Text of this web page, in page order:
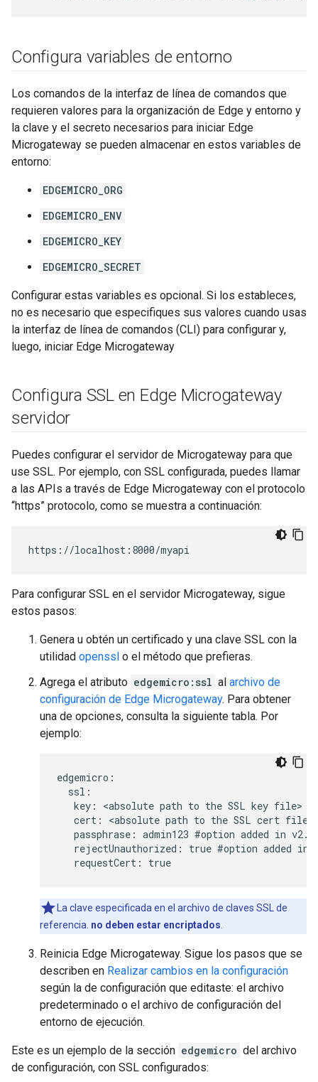
Configura variables de entorno
Los comandos de la interfaz de línea de comandos que
requieren valores para la organización de Edge y entorno y
la clave y el secreto necesarios para iniciar Edge
Microgateway se pueden almacenar en estos variables de
entorno:
EDGEMICRO_ORG
EDGEMICRO_ENV
EDGEMICRO_KEY
EDGEMICRO_SECRET
Configurar estas variables es opcional. Si los estableces,
no es necesario que especifiques sus valores cuando usas
la interfaz de línea de comandos (CLI) para configurar y,
luego, iniciar Edge Microgateway
Configura SSL en Edge Microgateway
servidor
Puedes configurar el servidor de Microgateway para que
use SSL. Por ejemplo, con SSL configurada, puedes llamar
a las APIs a través de Edge Microgateway con el protocolo
“https” protocolo, como se muestra a continuación:
https://localhost:8000/myapi
Para configurar SSL en el servidor Microgateway, sigue
estos pasos:
Genera u obtén un certificado y una clave SSL con la
utilidad openssl o el método que prefieras.
Agrega el atributo edgemicro:ssl al archivo de
configuración de Edge Microgateway. Para obtener
una de opciones, consulta la siguiente tabla. Por
ejemplo:
edgemicro:
  ssl:
   key: <absolute path to the SSL key file>
   cert: <absolute path to the SSL cert file>
passphrase: admin123 #option added in
rejectUnauthorized: true #option added in
   requestCert: true
La clave especificada en el archivo de claves SSL de
referencia. no deben estar encriptados
Reinicia Edge Microgateway. Sigue los pasos que se
describen en Realizar cambios en la configuración
según la de configuración que editaste: el archivo
predeterminado o el archivo de configuración del
entorno de ejecución.
Este es un ejemplo de la sección edgemicro del archivo
de configuración, con SSL configurados: